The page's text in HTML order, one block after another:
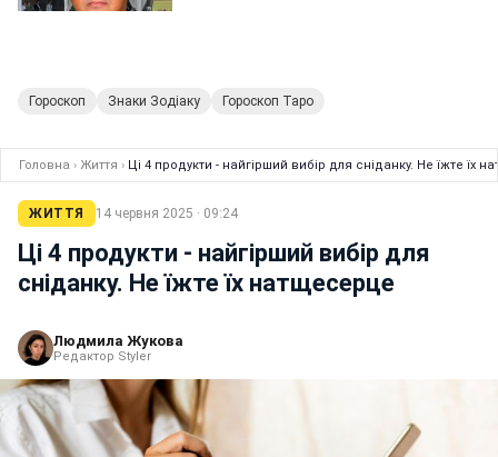
Гороскоп Знаки Зодіаку Гороскоп Таро
Головна › Життя › Ці 4 продукти - найгірший вибір для сніданку. Не їжте їх
ЖИТТЯ 14 червня 2025 · 09:24
Ці 4 продукти - найгірший вибір для
сніданку. Не їжте їх натщесерце
Людмила Жукова
Редактор Styler